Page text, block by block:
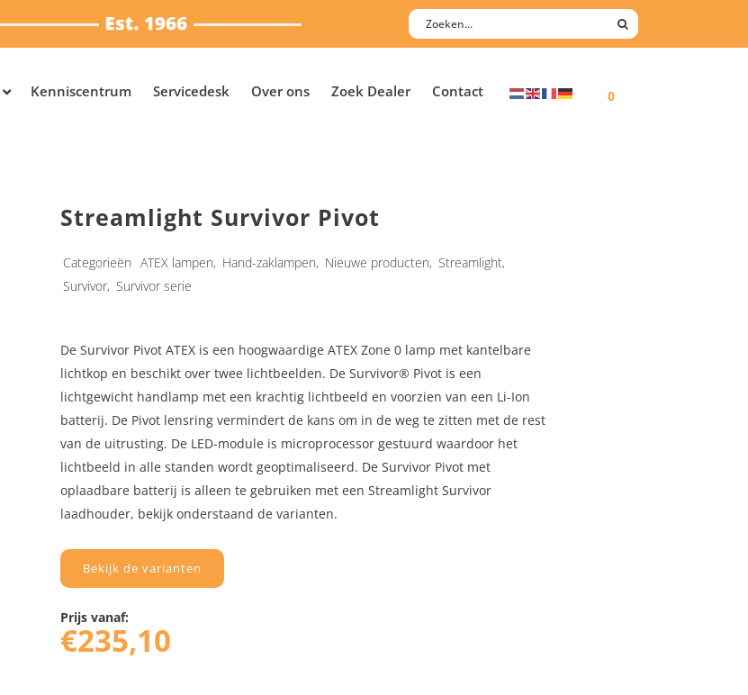
0
Kenniscentrum Servicedesk Over ons Zoek Dealer Contact
Streamlight Survivor Pivot
Categorieën ATEX lampen, Hand-zaklampen, Nieuwe producten, Streamlight,
Survivor, Survivor serie
De Survivor Pivot ATEX is een hoogwaardige ATEX Zone 0 lamp met kantelbare
lichtkop en beschikt over twee lichtbeelden. De Survivor® Pivot is een
lichtgewicht handlamp met een krachtig lichtbeeld en voorzien van een Li-Ion
batterij. De Pivot lensring vermindert de kans om in de weg te zitten met de rest
van de uitrusting. De LED-module is microprocessor gestuurd waardoor het
lichtbeeld in alle standen wordt geoptimaliseerd. De Survivor Pivot met
oplaadbare batterij is alleen te gebruiken met een Streamlight Survivor
laadhouder, bekijk onderstaand de varianten.
Bekijk de varianten
Prijs vanaf:
€235,10